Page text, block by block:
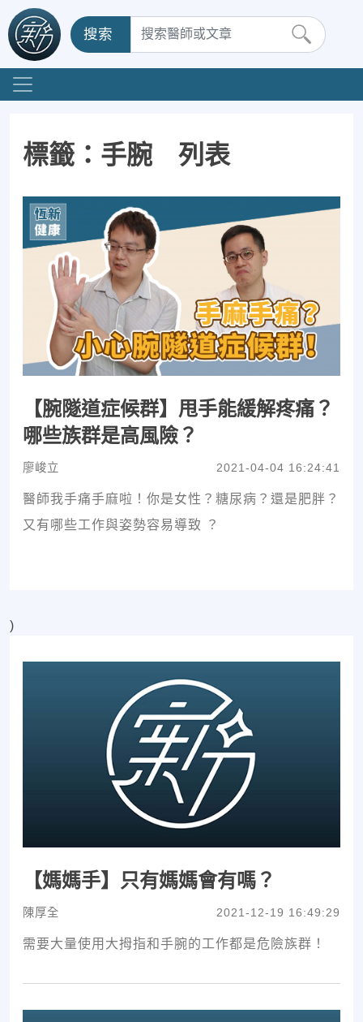
搜索
標籤：手腕 列表
【腕隧道症候群】甩手能緩解疼痛？
哪些族群是高風險？
廖峻立 2021-04-04 16:24:41
醫師我手痛手麻啦！你是女性？糖尿病？還是肥胖？
又有哪些工作與姿勢容易導致 ？
)
【媽媽手】只有媽媽會有嗎？
陳厚全 2021-12-19 16:49:29
需要大量使用大拇指和手腕的工作都是危險族群！